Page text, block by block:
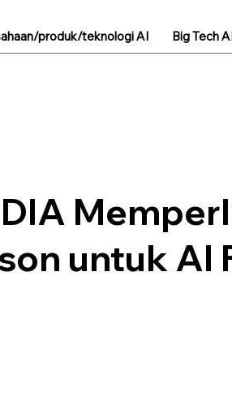
untuk AI
produk/teknologi AI Big Tech